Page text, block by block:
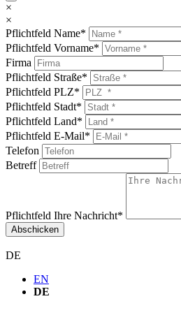
×
×
Pflichtfeld Name*
Pflichtfeld Vorname*
Firma
Pflichtfeld Straße*
Pflichtfeld PLZ*
Pflichtfeld Stadt*
Pflichtfeld Land*
Pflichtfeld E-Mail*
Telefon
Betreff
Pflichtfeld Ihre Nachricht*
Abschicken
DE
EN
DE